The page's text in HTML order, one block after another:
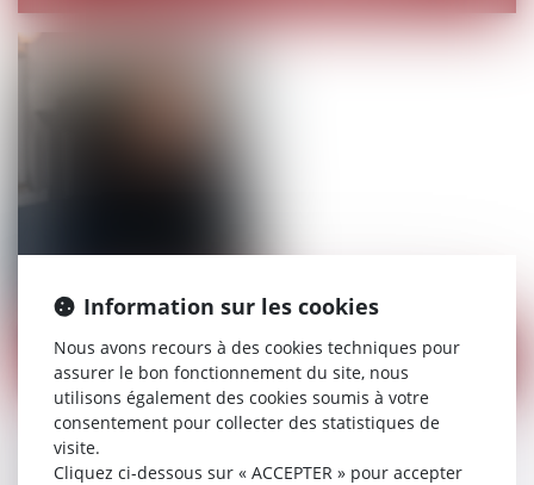
CLERC D'AVOCAT
Information sur les cookies
Nous avons recours à des cookies techniques pour
assurer le bon fonctionnement du site, nous
utilisons également des cookies soumis à votre
consentement pour collecter des statistiques de
visite.
Cliquez ci-dessous sur « ACCEPTER » pour accepter